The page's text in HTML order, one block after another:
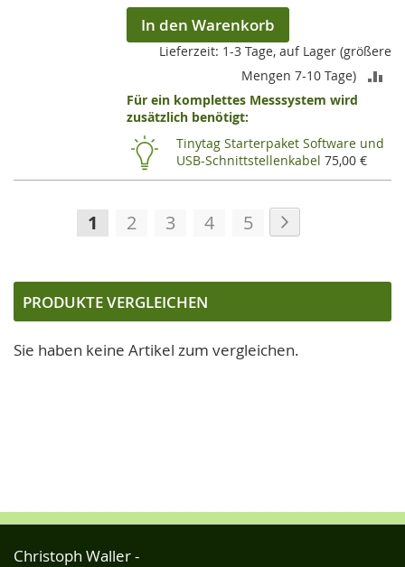
In den Warenkorb
Lieferzeit: 1-3 Tage, auf Lager (größere
Mengen 7-10 Tage)
Für ein komplettes Messsystem wird
zusätzlich benötigt:
Tinytag Starterpaket Software und
USB-Schnittstellenkabel 75,00 €
Seite
Sie
gerade
die
1 Seite
2 Seite
3 Seite
4 Seite
5
PRODUKTE VERGLEICHEN
Sie haben keine Artikel zum vergleichen.
Christoph Waller -